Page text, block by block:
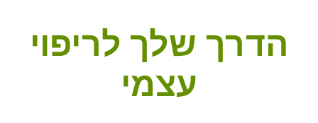
הדרך שלך לריפוי
עצמי